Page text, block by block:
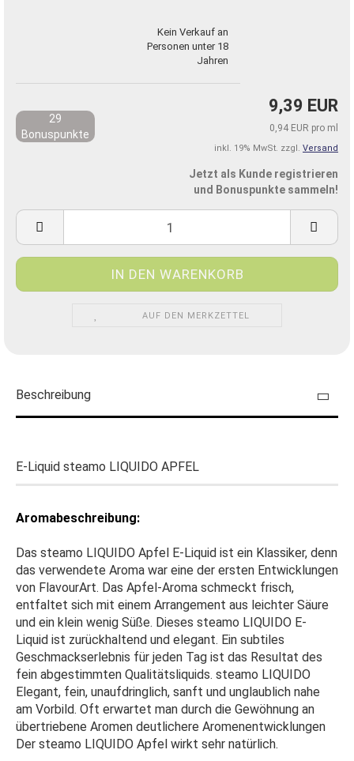
Kein Verkauf an
Personen unter 18
Jahren
9,39 EUR
0,94 EUR pro ml
inkl. 19% MwSt. zzgl. Versand
29
Bonuspunkte
Jetzt als Kunde registrieren
und Bonuspunkte sammeln!
AUF DEN MERKZETTEL
Beschreibung
E-Liquid steamo LIQUIDO APFEL
Aromabeschreibung:
Das steamo LIQUIDO Apfel E-Liquid ist ein Klassiker, denn
das verwendete Aroma war eine der ersten Entwicklungen
von FlavourArt. Das Apfel-Aroma schmeckt frisch,
entfaltet sich mit einem Arrangement aus leichter Säure
und ein klein wenig Süße. Dieses steamo LIQUIDO E-
Liquid ist zurückhaltend und elegant. Ein subtiles
Geschmackserlebnis für jeden Tag ist das Resultat des
fein abgestimmten Qualitätsliquids. steamo LIQUIDO
Elegant, fein, unaufdringlich, sanft und unglaublich nahe
am Vorbild. Oft erwartet man durch die Gewöhnung an
übertriebene Aromen deutlichere Aromenentwicklungen
Der steamo LIQUIDO Apfel wirkt sehr natürlich.